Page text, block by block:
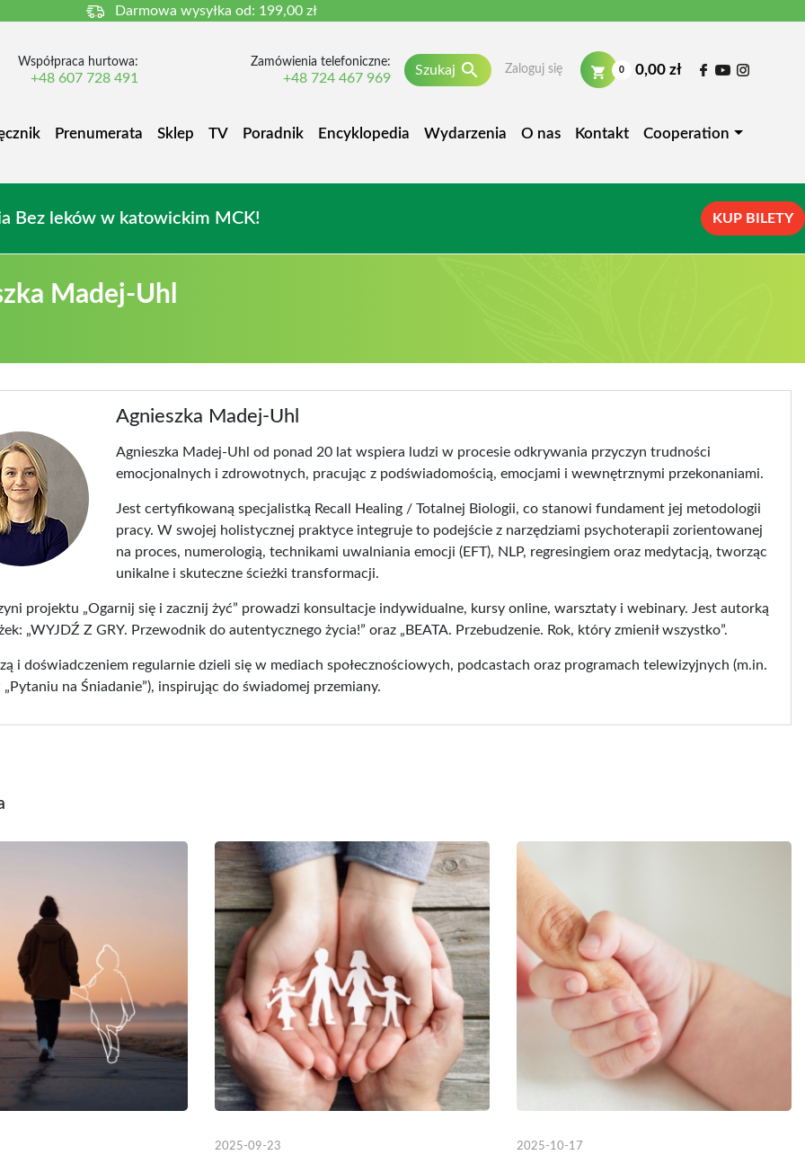
Darmowa wysyłka od: 199,00 zł
Współpraca hurtowa:
+48 607 728 491
Zamówienia telefoniczne:
+48 724 467 969
Szukaj  Zaloguj się 0 0,00 zł
Prenumerata Sklep TV Poradnik Encyklopedia Wydarzenia O nas Kontakt Cooperation
Bez leków w katowickim MCK! KUP BILETY
Madej-Uhl
zł
Agnieszka Madej-Uhl
Agnieszka Madej-Uhl od ponad 20 lat wspiera ludzi w procesie odkrywania przyczyn trudności
emocjonalnych i zdrowotnych, pracując z podświadomością, emocjami i wewnętrznymi przekonaniami.
Jest certyfikowaną specjalistką Recall Healing / Totalnej Biologii, co stanowi fundament jej metodologii
pracy. W swojej holistycznej praktyce integruje to podejście z narzędziami psychoterapii zorientowanej
na proces, numerologią, technikami uwalniania emocji (EFT), NLP, regresingiem oraz medytacją, tworząc
unikalne i skuteczne ścieżki transformacji.
projektu „Ogarnij się i zacznij żyć” prowadzi konsultacje indywidualne, kursy online, warsztaty i webinary. Jest autorką
„WYJDŹ Z GRY. Przewodnik do autentycznego życia!” oraz „BEATA. Przebudzenie. Rok, który zmienił wszystko”.
i doświadczeniem regularnie dzieli się w mediach społecznościowych, podcastach oraz programach telewizyjnych (m.in.
„Pytaniu na Śniadanie”), inspirując do świadomej przemiany.
2025-09-23 2025-10-17